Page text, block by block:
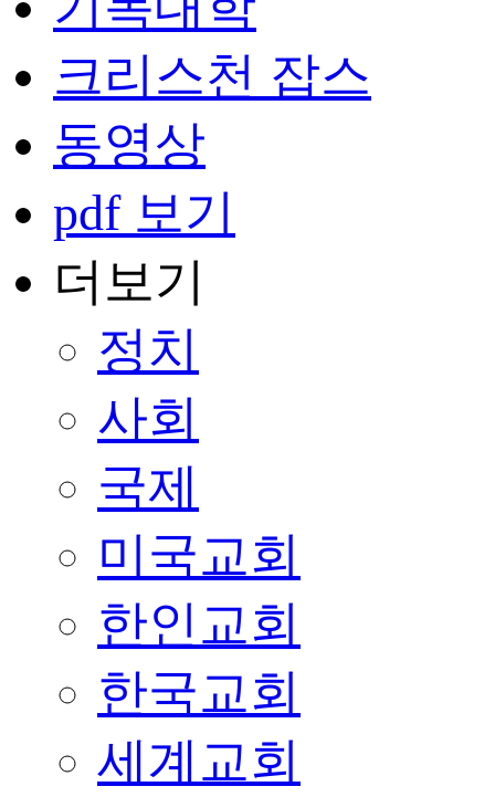
크리스천 잡스
동영상
pdf 보기
더보기
정치
사회
국제
미국교회
한인교회
한국교회
세계교회